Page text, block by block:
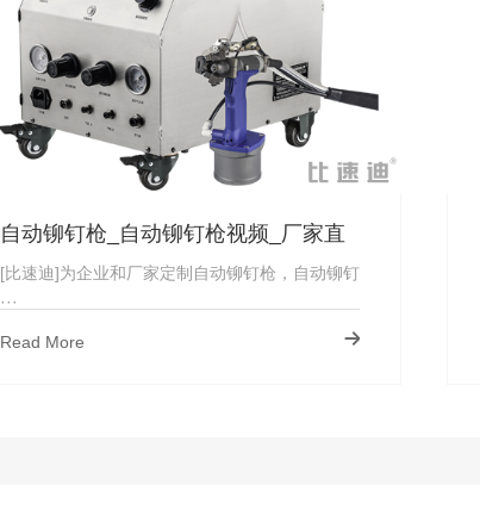
自动铆钉枪_自动铆钉枪视频_厂家直
供
[比速迪]为企业和厂家定制自动铆钉枪，自动铆钉
···
Read More